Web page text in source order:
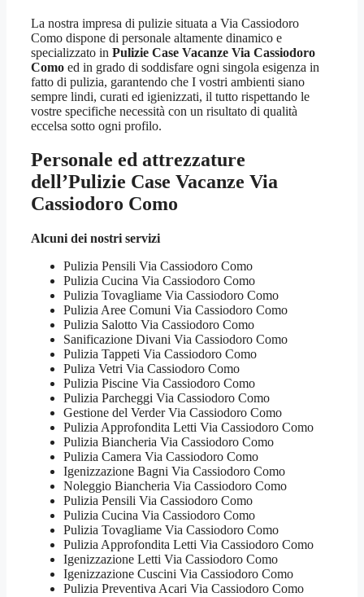
La nostra impresa di pulizie situata a Via Cassiodoro
Como dispone di personale altamente dinamico e
specializzato in Pulizie Case Vacanze Via Cassiodoro
Como ed in grado di soddisfare ogni singola esigenza in
fatto di pulizia, garantendo che I vostri ambienti siano
sempre lindi, curati ed igienizzati, il tutto rispettando le
vostre specifiche necessità con un risultato di qualità
eccelsa sotto ogni profilo.
Personale ed attrezzature
dell’Pulizie Case Vacanze Via
Cassiodoro Como
Alcuni dei nostri servizi
Pulizia Pensili Via Cassiodoro Como
Pulizia Cucina Via Cassiodoro Como
Pulizia Tovagliame Via Cassiodoro Como
Pulizia Aree Comuni Via Cassiodoro Como
Pulizia Salotto Via Cassiodoro Como
Sanificazione Divani Via Cassiodoro Como
Pulizia Tappeti Via Cassiodoro Como
Puliza Vetri Via Cassiodoro Como
Pulizia Piscine Via Cassiodoro Como
Pulizia Parcheggi Via Cassiodoro Como
Gestione del Verder Via Cassiodoro Como
Pulizia Approfondita Letti Via Cassiodoro Como
Pulizia Biancheria Via Cassiodoro Como
Pulizia Camera Via Cassiodoro Como
Igenizzazione Bagni Via Cassiodoro Como
Noleggio Biancheria Via Cassiodoro Como
Pulizia Pensili Via Cassiodoro Como
Pulizia Cucina Via Cassiodoro Como
Pulizia Tovagliame Via Cassiodoro Como
Pulizia Approfondita Letti Via Cassiodoro Como
Igenizzazione Letti Via Cassiodoro Como
Igenizzazione Cuscini Via Cassiodoro Como
Pulizia Preventiva Acari Via Cassiodoro Como